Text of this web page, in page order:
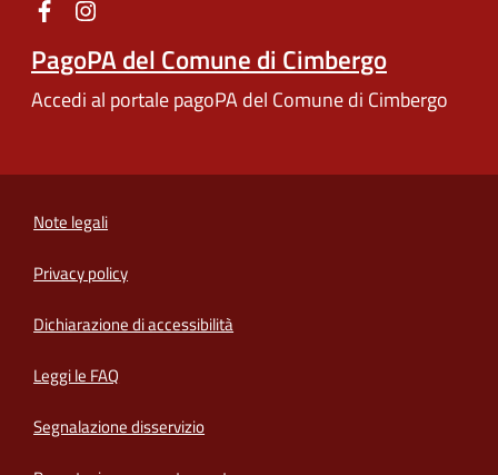
PagoPA del Comune di Cimbergo
Accedi al portale pagoPA del Comune di Cimbergo
Note legali
Privacy policy
Dichiarazione di accessibilità
Leggi le FAQ
Segnalazione disservizio